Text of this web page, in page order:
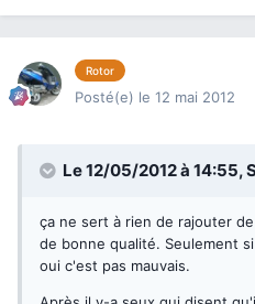
Rotor
Posté(e) le 12 mai 2012
Le 12/05/2012 à 14:55,
ça ne sert à rien de rajouter
de bonne qualité. Seulement
oui c'est pas mauvais.